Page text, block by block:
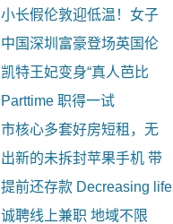
小长假伦敦迎低温！女子
中国深圳富豪登场英国伦
凯特王妃变身“真人芭比
Parttime 职得一试
市核心多套好房短租，无
出新的未拆封苹果手机 带
提前还存款 Decreasing life
诚聘线上兼职 地域不限